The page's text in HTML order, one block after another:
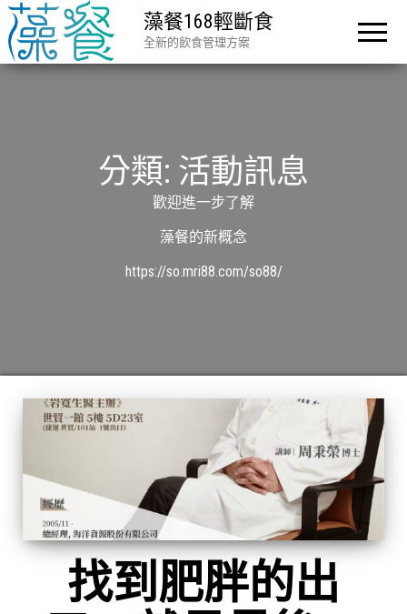
藻餐168輕斷食
全新的飲食管理方案
分類: 活動訊息
歡迎進一步了解
藻餐的新概念
https://so.mri88.com/so88/
找到肥胖的出